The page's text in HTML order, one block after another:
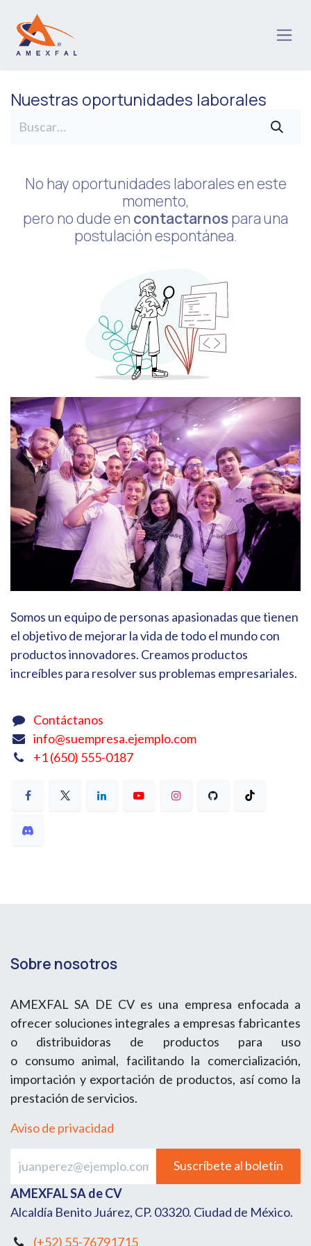
Nuestras oportunidades laborales
No hay oportunidades laborales en este
momento,
pero no dude en contactarnospara una
postulación espontánea.
Somos un equipo de personas apasionadas que tienen
el objetivo de mejorar la vida de todo el mundo con
productos innovadores. Creamos productos
increíbles para resolver sus problemas empresariales.
Contáctanos
info@suempresa.ejemplo.com
+1 (650) 555-0187
Sobre nosotros
AMEXFAL SA DE CV es una empresa enfocada a
ofrecer soluciones integrales a empresas fabricantes
o distribuidoras de productos para uso
o consumo animal, facilitando la comercialización,
importación y exportación de productos, así como la
prestación de servicios.
Aviso de privacidad
Suscríbete al boletín
AMEXFAL SA de CV
Alcaldía Benito Juárez, CP. 03320. Ciudad de México.
(+52) 55-76791715